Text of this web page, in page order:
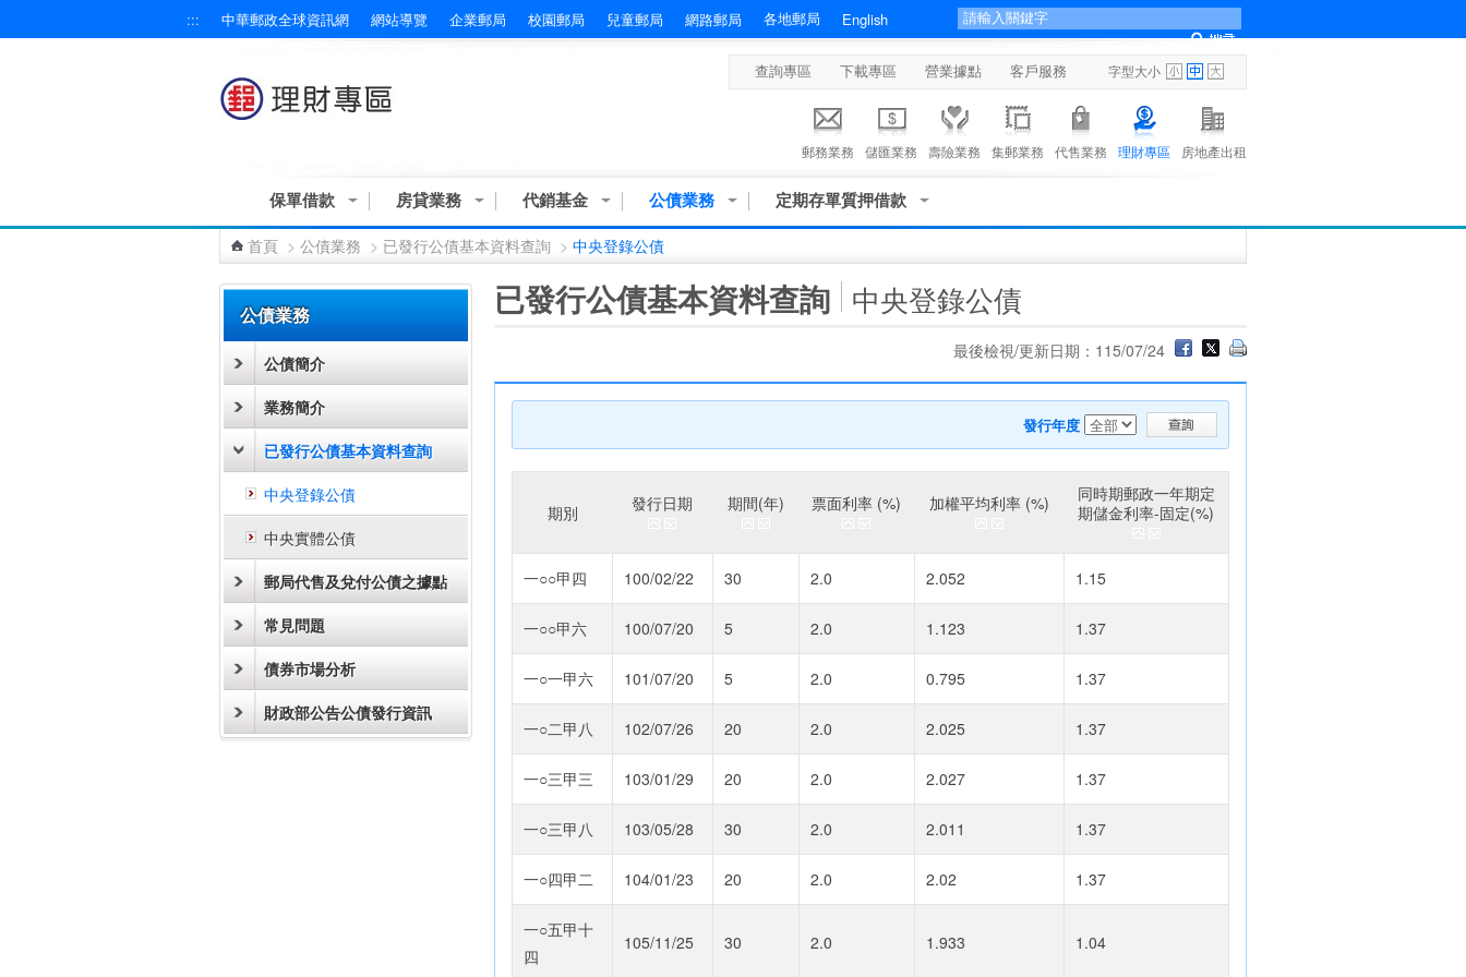
::: 中華郵政全球資訊網 網站導覽 企業郵局 校園郵局 兒童郵局 網路郵局 各地郵局 English
查詢專區 下載專區 營業據點 客戶服務 字型大小
郵務業務 儲匯業務 壽險業務 集郵業務 代售業務 理財專區 房地產出租
保單借款 房貸業務 代銷基金 公債業務 定期存單質押借款
首頁 > 公債業務 > 已發行公債基本資料查詢 > 中央登錄公債
公債業務
公債簡介
業務簡介
已發行公債基本資料查詢
中央登錄公債
中央實體公債
郵局代售及兌付公債之據點
常見問題
債券市場分析
財政部公告公債發行資訊
已發行公債基本資料查詢 中央登錄公債
最後檢視/更新日期：115/07/24
發行年度
期別 發行日期 期間(年) 票面利率 (%) 加權平均利率 (%)
同時期郵政一年期定
期儲金利率-固定(%)
一○○甲四 100/02/22 30 2.0 2.052 1.15
一○○甲六 100/07/20 5 2.0 1.123 1.37
一○一甲六 101/07/20 5 2.0 0.795 1.37
一○二甲八 102/07/26 20 2.0 2.025 1.37
一○三甲三 103/01/29 20 2.0 2.027 1.37
一○三甲八 103/05/28 30 2.0 2.011 1.37
一○四甲二 104/01/23 20 2.0 2.02 1.37
一○五甲十
四
105/11/25 30 2.0 1.933 1.04